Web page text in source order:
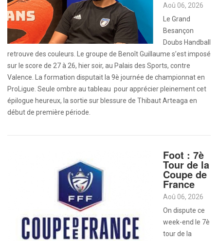
Aoû 06, 2026
Le Grand
Besançon
Doubs Handball
retrouve des couleurs. Le groupe de Benoît Guillaume s’est imposé
sur le score de 27 à 26, hier soir, au Palais des Sports, contre
Valence. La formation disputait la 9è journée de championnat en
ProLigue. Seule ombre au tableau pour apprécier pleinement cet
épilogue heureux, la sortie sur blessure de Thibaut Arteaga en
début de première période.
Foot : 7è
Tour de la
Coupe de
France
Aoû 06, 2026
On dispute ce
week-end le 7è
tour de la